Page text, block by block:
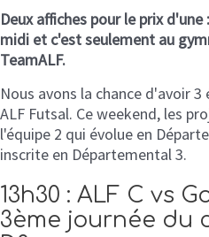
Deux affiches pour le prix
midi et c'est seulement au
TeamALF.
Nous avons la chance d'avoir
ALF Futsal. Ce weekend, les
l'équipe 2 qui évolue en
inscrite en Départemental 3.
13h30 : ALF C vs
3ème journée du